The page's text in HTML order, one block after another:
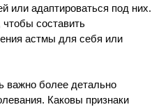
или адаптироваться под них.
составить
астмы для себя или
важно более детально
Каковы признаки